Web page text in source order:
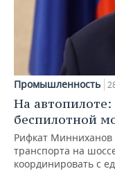
Промышленность
На автопилоте:
беспилотной
Рифкат Минниханов
транспорта на
координировать с